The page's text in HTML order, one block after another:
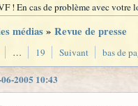
! En cas de problème avec
médias» Revue de presse
… 19 Suivant bas de
2005 10:43